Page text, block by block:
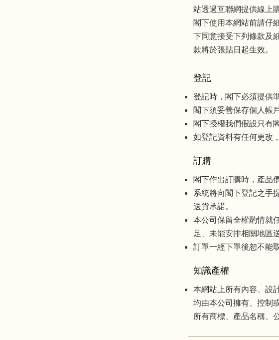
站透過互聯網提供線上
閣下使用本網站前請仔
下同意接受下列條款及
款將於張貼日起生效。
登記
登記時，閣下必須提供
閣下須妥善保存個人帳
閣下授權我們假設只有
如登記資料有任何更改
訂購
閣下作出訂購時，產品
系統將向閣下登記之手
送貨承諾。
本公司保留全權酌情就
足、未能安排相關地區
訂單一經下單後恕不能
知識產權
本網站上所有內容、設
均由本公司擁有、控制
所有商標、產品名稱、